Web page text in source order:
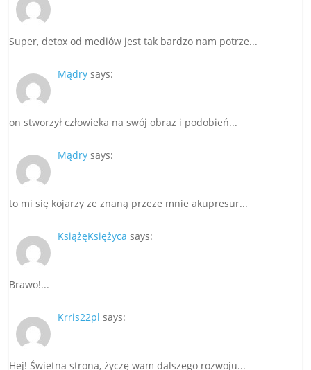
Super, detox od mediów jest tak bardzo nam potrze...
Mądry says:
on stworzył człowieka na swój obraz i podobień...
Mądry says:
to mi się kojarzy ze znaną przeze mnie akupresur...
KsiążęKsiężyca says:
Brawo!...
Krris22pl says:
Hej! Świetna strona, życzę wam dalszego rozwoju...